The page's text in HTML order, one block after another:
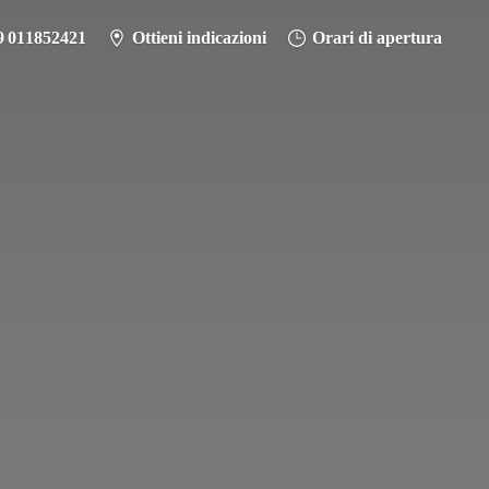
011852421 Ottieni indicazioni Orari di apertura